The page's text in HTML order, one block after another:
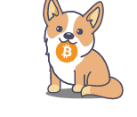
type. Les
ou des
tous les
page d'échange